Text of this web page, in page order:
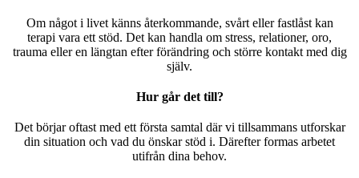
Om något i livet känns återkommande, svårt eller fastlåst kan
terapi vara ett stöd. Det kan handla om stress, relationer, oro,
trauma eller en längtan efter förändring och större kontakt med dig
själv.
Hur går det till?
Det börjar oftast med ett första samtal där vi tillsammans utforskar
din situation och vad du önskar stöd i. Därefter formas arbetet
utifrån dina behov.